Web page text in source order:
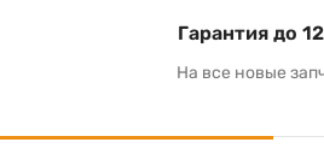
Гарантия до
На все новые